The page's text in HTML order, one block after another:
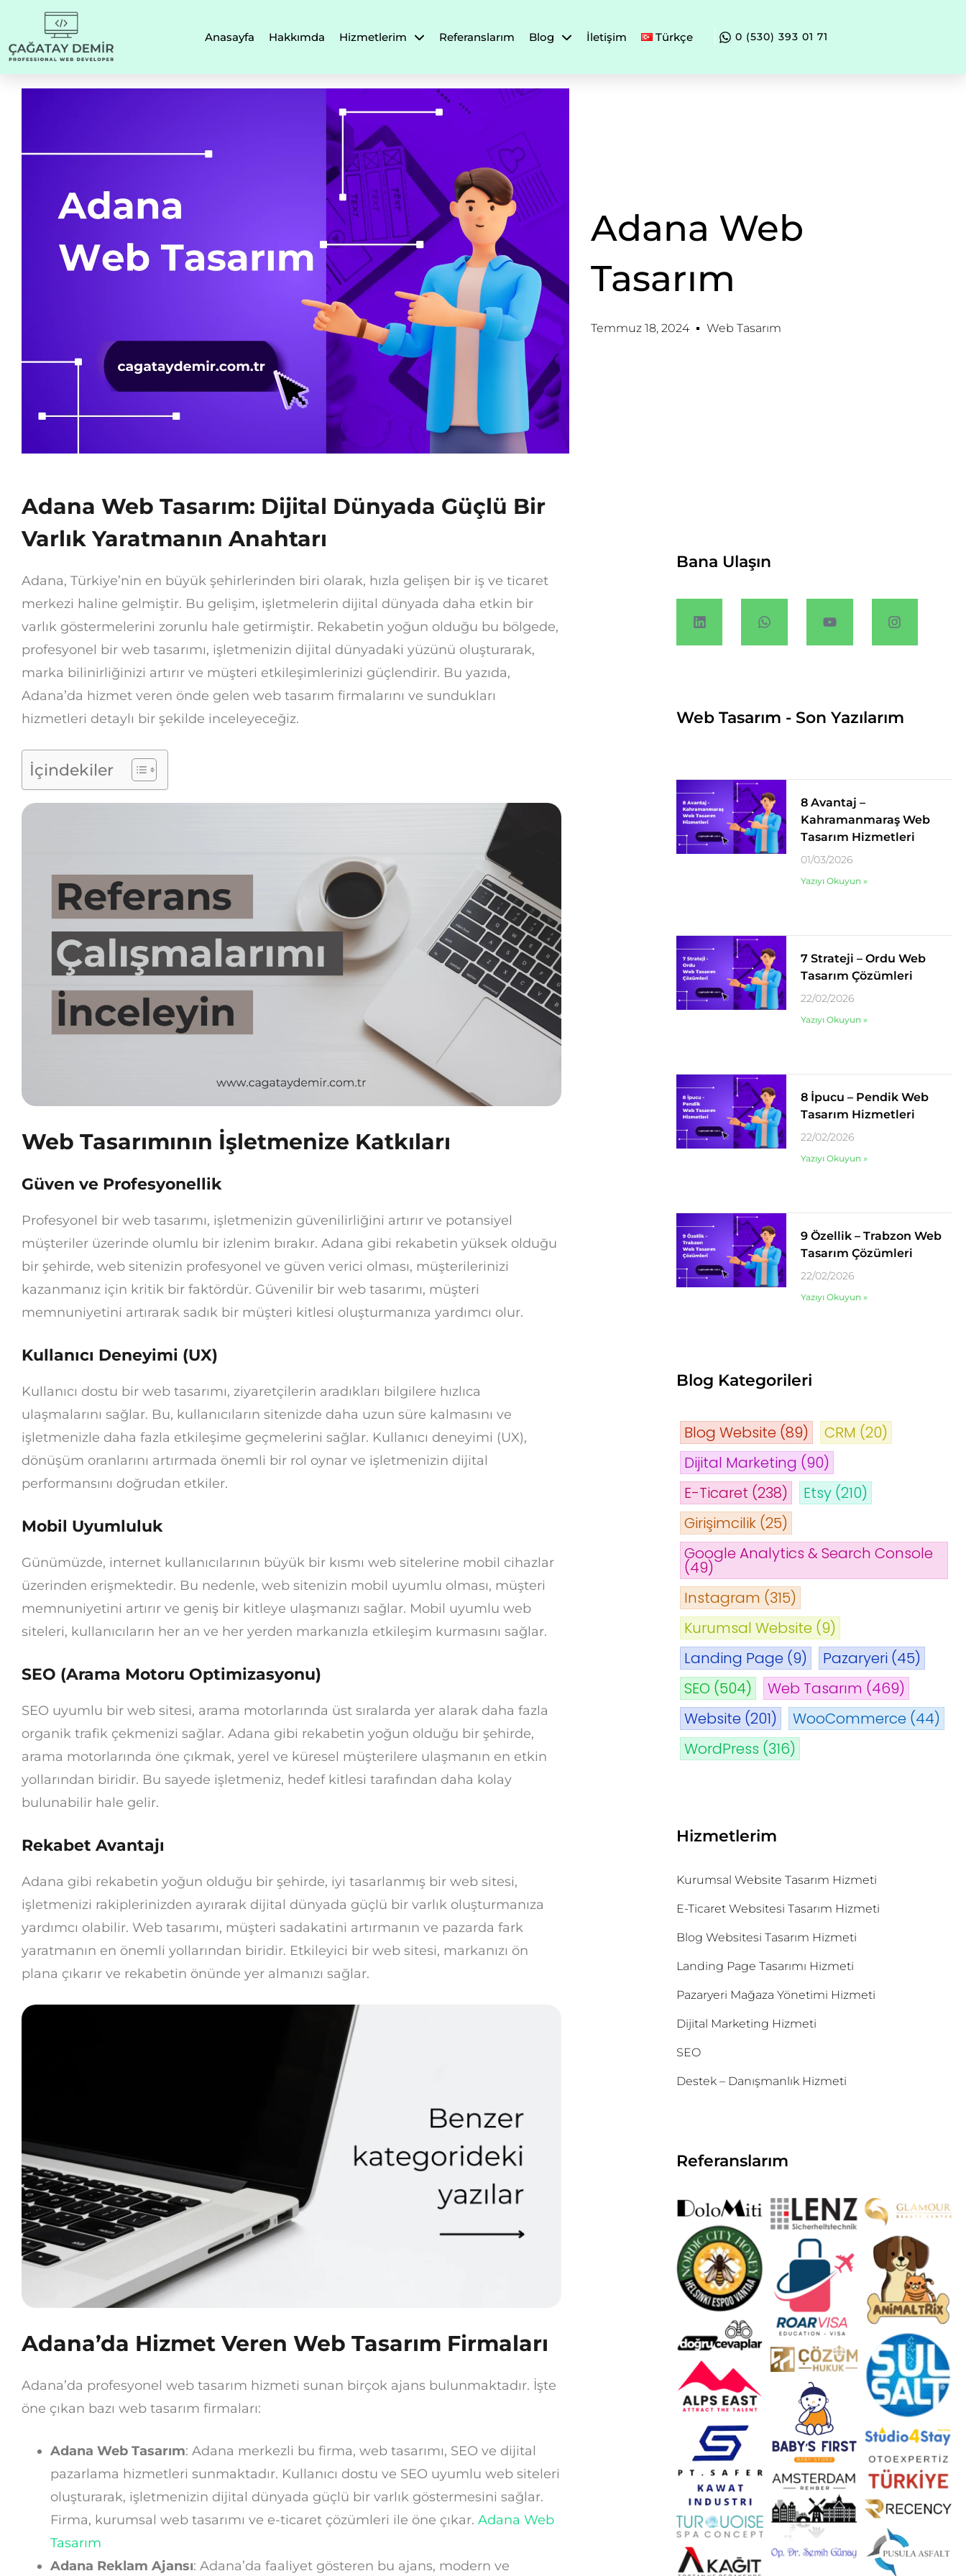
Anasayfa Hakkımda Hizmetlerim Referanslarım Blog İletişim Türkçe 0 (530) 393 01 71
Adana Web
Tasarım
Temmuz 18, 2024 Web Tasarım
Adana Web Tasarım: Dijital Dünyada Güçlü Bir
Varlık Yaratmanın Anahtarı
Adana, Türkiye’nin en büyük şehirlerinden biri olarak, hızla gelişen bir iş ve ticaret
merkezi haline gelmiştir. Bu gelişim, işletmelerin dijital dünyada daha etkin bir
varlık göstermelerini zorunlu hale getirmiştir. Rekabetin yoğun olduğu bu bölgede,
profesyonel bir web tasarımı, işletmenizin dijital dünyadaki yüzünü oluşturarak,
marka bilinirliğinizi artırır ve müşteri etkileşimlerinizi güçlendirir. Bu yazıda,
Adana’da hizmet veren önde gelen web tasarım firmalarını ve sundukları
hizmetleri detaylı bir şekilde inceleyeceğiz.
İçindekiler
Web Tasarımının İşletmenize Katkıları
Güven ve Profesyonellik
Profesyonel bir web tasarımı, işletmenizin güvenilirliğini artırır ve potansiyel
müşteriler üzerinde olumlu bir izlenim bırakır. Adana gibi rekabetin yüksek olduğu
bir şehirde, web sitenizin profesyonel ve güven verici olması, müşterilerinizi
kazanmanız için kritik bir faktördür. Güvenilir bir web tasarımı, müşteri
memnuniyetini artırarak sadık bir müşteri kitlesi oluşturmanıza yardımcı olur.
Kullanıcı Deneyimi (UX)
Kullanıcı dostu bir web tasarımı, ziyaretçilerin aradıkları bilgilere hızlıca
ulaşmalarını sağlar. Bu, kullanıcıların sitenizde daha uzun süre kalmasını ve
işletmenizle daha fazla etkileşime geçmelerini sağlar. Kullanıcı deneyimi (UX),
dönüşüm oranlarını artırmada önemli bir rol oynar ve işletmenizin dijital
performansını doğrudan etkiler.
Mobil Uyumluluk
Günümüzde, internet kullanıcılarının büyük bir kısmı web sitelerine mobil cihazlar
üzerinden erişmektedir. Bu nedenle, web sitenizin mobil uyumlu olması, müşteri
memnuniyetini artırır ve geniş bir kitleye ulaşmanızı sağlar. Mobil uyumlu web
siteleri, kullanıcıların her an ve her yerden markanızla etkileşim kurmasını sağlar.
SEO (Arama Motoru Optimizasyonu)
SEO uyumlu bir web sitesi, arama motorlarında üst sıralarda yer alarak daha fazla
organik trafik çekmenizi sağlar. Adana gibi rekabetin yoğun olduğu bir şehirde,
arama motorlarında öne çıkmak, yerel ve küresel müşterilere ulaşmanın en etkin
yollarından biridir. Bu sayede işletmeniz, hedef kitlesi tarafından daha kolay
bulunabilir hale gelir.
Rekabet Avantajı
Adana gibi rekabetin yoğun olduğu bir şehirde, iyi tasarlanmış bir web sitesi,
işletmenizi rakiplerinizden ayırarak dijital dünyada güçlü bir varlık oluşturmanıza
yardımcı olabilir. Web tasarımı, müşteri sadakatini artırmanın ve pazarda fark
yaratmanın en önemli yollarından biridir. Etkileyici bir web sitesi, markanızı ön
plana çıkarır ve rekabetin önünde yer almanızı sağlar.
Adana’da Hizmet Veren Web Tasarım Firmaları
Adana’da profesyonel web tasarım hizmeti sunan birçok ajans bulunmaktadır. İşte
öne çıkan bazı web tasarım firmaları:
Adana Web Tasarım: Adana merkezli bu firma, web tasarımı, SEO ve dijital
pazarlama hizmetleri sunmaktadır. Kullanıcı dostu ve SEO uyumlu web siteleri
oluşturarak, işletmenizin dijital dünyada güçlü bir varlık göstermesini sağlar.
Firma, kurumsal web tasarımı ve e-ticaret çözümleri ile öne çıkar. Adana Web
Tasarım
Adana Reklam Ajansı: Adana’da faaliyet gösteren bu ajans, modern ve
Bana Ulaşın
Web Tasarım - Son Yazılarım
8 Avantaj –
Kahramanmaraş Web
Tasarım Hizmetleri
01/03/2026
Yazıyı Okuyun »
7 Strateji – Ordu Web
Tasarım Çözümleri
22/02/2026
Yazıyı Okuyun »
8 İpucu – Pendik Web
Tasarım Hizmetleri
22/02/2026
Yazıyı Okuyun »
9 Özellik – Trabzon Web
Tasarım Çözümleri
22/02/2026
Yazıyı Okuyun »
Blog Kategorileri
Blog Website (89) CRM (20)
Dijital Marketing (90)
E-Ticaret (238) Etsy (210)
Girişimcilik (25)
Google Analytics & Search Console
(49)
Instagram (315)
Kurumsal Website (9)
Landing Page (9) Pazaryeri (45)
SEO (504) Web Tasarım (469)
Website (201) WooCommerce (44)
WordPress (316)
Hizmetlerim
Kurumsal Website Tasarım Hizmeti
E-Ticaret Websitesi Tasarım Hizmeti
Blog Websitesi Tasarım Hizmeti
Landing Page Tasarımı Hizmeti
Pazaryeri Mağaza Yönetimi Hizmeti
Dijital Marketing Hizmeti
SEO
Destek – Danışmanlık Hizmeti
Referanslarım